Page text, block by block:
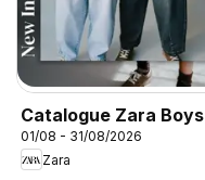
Catalogue Zara Boys
01/08 - 31/08/2026
Zara